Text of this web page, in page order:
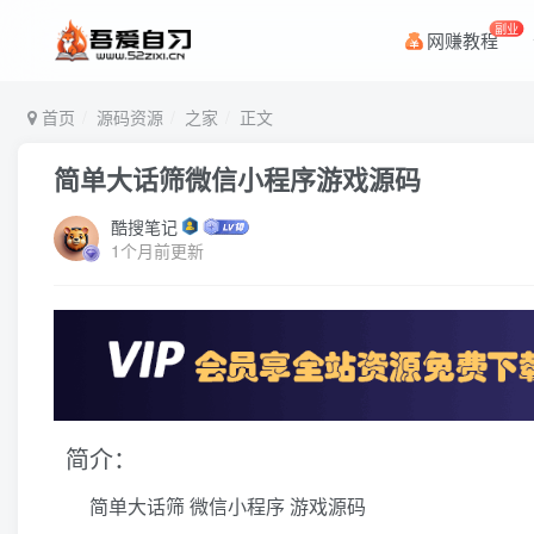
网赚教程副业
首页 源码资源 之家 正文
简单大话筛微信小程序游戏源码
酷搜笔记
1个月前更新
简介：
简单大话筛 微信小程序 游戏源码